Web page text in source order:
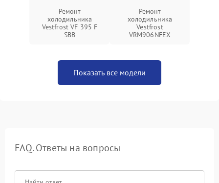
Ремонт
холодильника
Vestfrost VF 395 F
SBB
Ремонт
холодильника
Vestfrost
VRM906NFEX
Показать все модели
FAQ. Ответы на вопросы